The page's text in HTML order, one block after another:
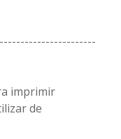
imprimir
de